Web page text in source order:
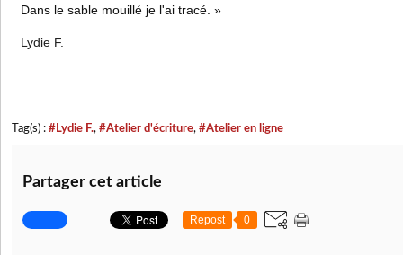
Dans le sable mouillé je l'ai tracé. »
Lydie F.
Tag(s) : #Lydie F., #Atelier d'écriture, #Atelier en ligne
Partager cet article
Repost 0